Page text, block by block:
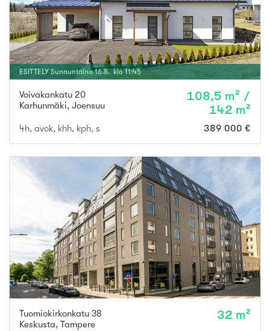
ESITTELY Sunnuntaina 16.8. klo11:45
Voivakankatu 20
Karhunmäki, Joensuu
108,5 m² /
142 m²
4h, avok, khh, kph, s 389 000 €
Tuomiokirkonkatu 38
Keskusta, Tampere
32 m²